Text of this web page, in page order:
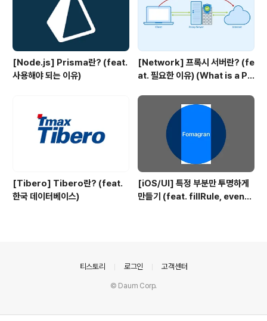
[Node.js] Prisma란? (feat.
사용해야 되는 이유)
[Network] 프록시 서버란? (fe
at. 필요한 이유) (What is a Pr
[Tibero] Tibero란? (feat.
한국 데이터베이스)
[iOS/UI] 특정 부분만 투명하게
만들기 (feat. fillRule, evenO
티스토리 로그인 고객센터
© Daum Corp.